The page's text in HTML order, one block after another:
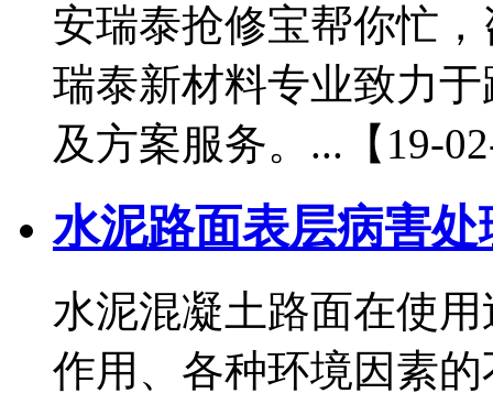
安瑞泰抢修宝帮你忙
瑞泰新材料专业致力
及方案服务。...【19-
水泥路面表层病害
水泥混凝土路面在使
作用、各种环境因素